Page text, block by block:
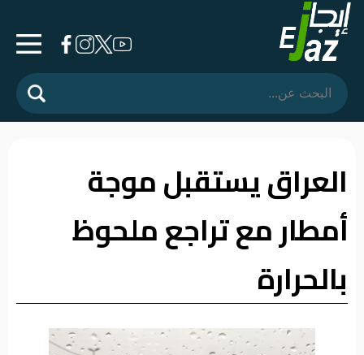
الرئيسية
المشهد
فرشة
الأسواق
وموقف
الفيديوهات
العراق يستقبل موجة
أمطار مع تراجع ملحوظ
بالحرارة